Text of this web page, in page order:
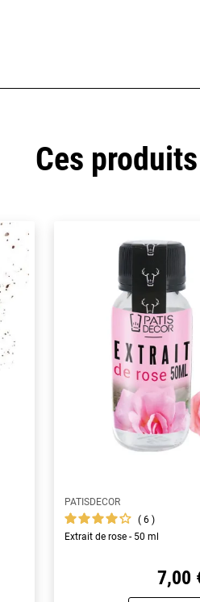
Ces
PATISDECOR
6
Extrait de rose - 50 ml
7,00